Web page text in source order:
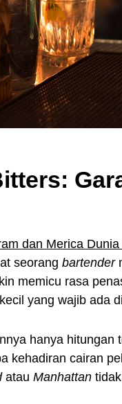
dan Merica Dunia
seorang bartender
memicu rasa
yang wajib ada
hanya
kehadiran cairan
atau Manhattan